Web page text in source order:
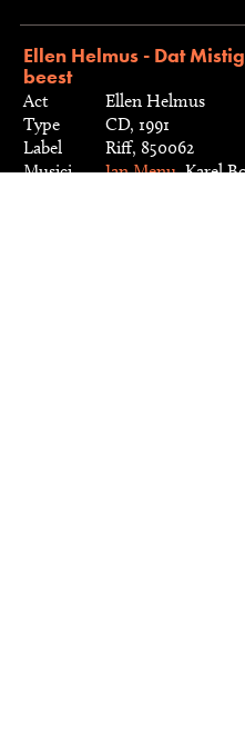
Ellen Helmus - Dat
beest
Act
Ellen Helmus
Type
CD, 1991
Label
Riff, 850062
Musici
Jan Menu, Karel